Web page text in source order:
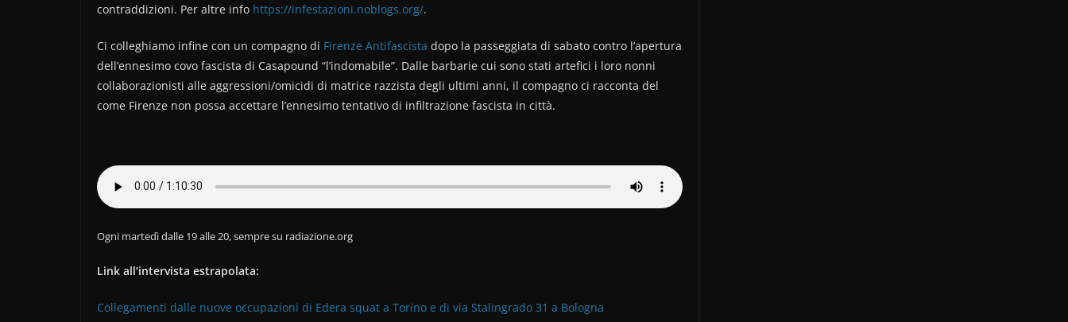
contraddizioni. Per altre info https://infestazioni.noblogs.org/.
Ci colleghiamo infine con un compagno di Firenze Antifascista dopo la passeggiata di sabato contro l’apertura
dell’ennesimo covo fascista di Casapound “l’indomabile”. Dalle barbarie cui sono stati artefici i loro nonni
collaborazionisti alle aggressioni/omicidi di matrice razzista degli ultimi anni, il compagno ci racconta del
come Firenze non possa accettare l’ennesimo tentativo di infiltrazione fascista in città.
Ogni martedì dalle 19 alle 20, sempre su radiazione.org
Link all’intervista estrapolata:
Collegamenti dalle nuove occupazioni di Edera squat a Torino e di via Stalingrado 31 a Bologna